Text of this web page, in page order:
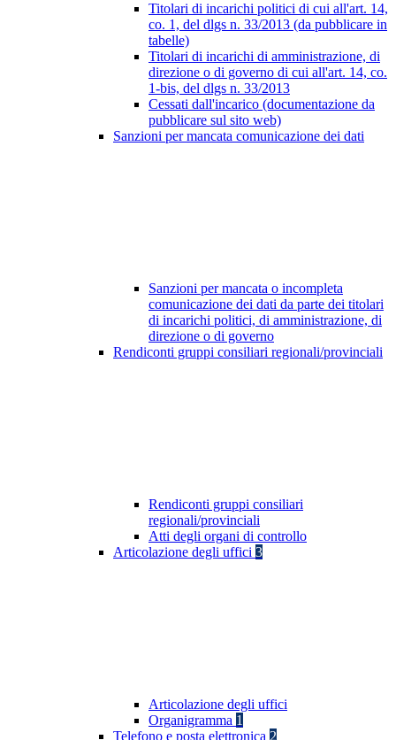
Titolari di incarichi politici di cui all'art. 14,
co. 1, del dlgs n. 33/2013 (da pubblicare in
tabelle)
Titolari di incarichi di amministrazione, di
direzione o di governo di cui all'art. 14, co.
1-bis, del dlgs n. 33/2013
Cessati dall'incarico (documentazione da
pubblicare sul sito web)
Sanzioni per mancata comunicazione dei dati
Sanzioni per mancata o incompleta
comunicazione dei dati da parte dei titolari
di incarichi politici, di amministrazione, di
direzione o di governo
Rendiconti gruppi consiliari regionali/provinciali
Rendiconti gruppi consiliari
regionali/provinciali
Atti degli organi di controllo
Articolazione degli uffici 3
Articolazione degli uffici
Organigramma 1
Telefono e posta elettronica 2